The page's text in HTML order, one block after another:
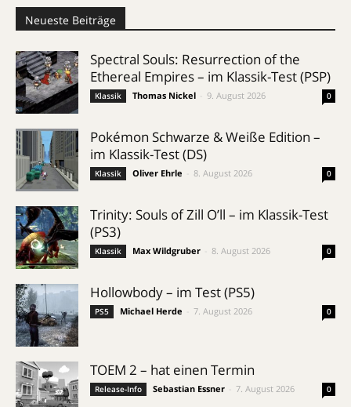
Neueste Beiträge
Spectral Souls: Resurrection of the
Ethereal Empires – im Klassik-Test (PSP)
Klassik Thomas Nickel 9. August 2026 0
Pokémon Schwarze & Weiße Edition –
im Klassik-Test (DS)
Klassik Oliver Ehrle 8. August 2026 0
Trinity: Souls of Zill O’ll – im Klassik-Test
(PS3)
Klassik Max Wildgruber 8. August 2026 0
Hollowbody – im Test (PS5)
PS5 Michael Herde 7. August 2026 0
TOEM 2 – hat einen Termin
Release-Info Sebastian Essner 7. August 2026 0